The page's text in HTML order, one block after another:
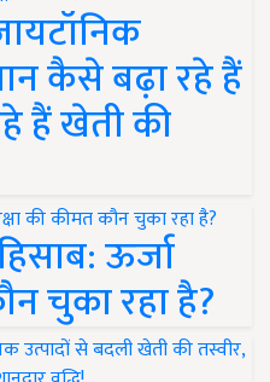
कैसे बढ़ा रहे हैं
हैं खेती की
ऊर्जा
चुका रहा है?